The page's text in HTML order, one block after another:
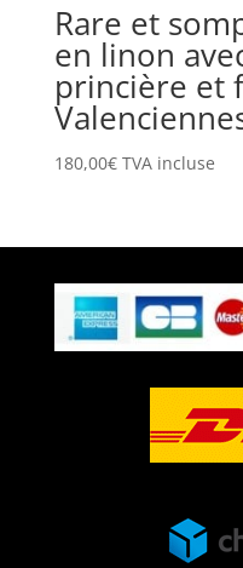
Rare et
en linon
princière et
180,00€ TVA incluse